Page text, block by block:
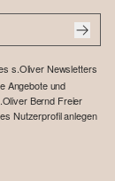
s.Oliver Newsletters
Angebote und
Bernd Freier
Nutzerprofil anlegen